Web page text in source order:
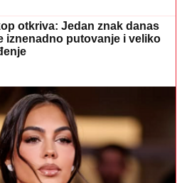
otkriva: Jedan znak danas
iznenadno putovanje i veliko